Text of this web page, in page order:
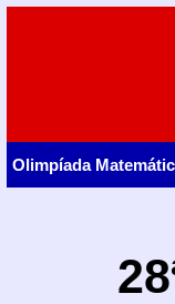
Olimpíada